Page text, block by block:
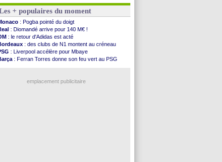
Nantes: Der Zakarian et sa relation avec Kita
OM: le club prêt à libérer Kondogbia ?
Monaco: le message touchant d'Akliouche
FIFA: Tebas en remet une couche
FIFA : l'UEFA maintient la pression
PSG: Tebas encense Luis Enrique
Real: Vinicius jusqu'en 2032 (officiel)
Lyon: Mangala va rejoindre Getafe
OM: une offre refusée pour Aguerd
: Akliouche a signé (officiel)
+ populaires du moment
: Pogba pointé du doigt
: Diomandé arrive pour 140 M€ !
: le retour d'Adidas est acté
: des clubs de N1 montent au créneau
: Liverpool accélère pour Mbaye
: Ferran Torres donne son feu vert au PSG
emplacement publicitaire